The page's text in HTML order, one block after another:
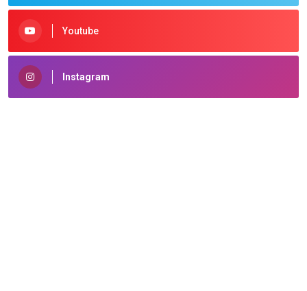
Youtube
Instagram